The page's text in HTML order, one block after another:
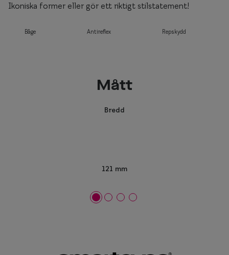
Ikoniska former eller gör ett riktigt stilstatement!
Båge Antireflex Repskydd
Mått
Bredd
121 mm